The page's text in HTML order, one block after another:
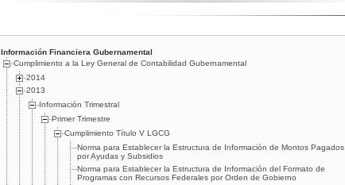
Información Financiera Gubernamental
Cumplimiento a la Ley General de Contabilidad Gubernamental
2014
2013
Información Trimestral
Primer Trimestre
Cumplimiento Tí­tulo V LGCG
Norma para Establecer la Estructura de Información de Montos Pagados
por Ayudas y Subsidios
Norma para Establecer la Estructura de Información del Formato de
Programas con Recursos Federales por Orden de Gobierno